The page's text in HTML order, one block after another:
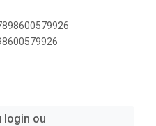
login ou